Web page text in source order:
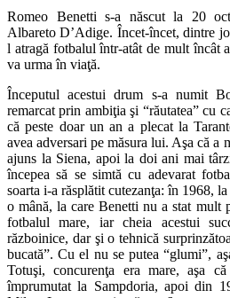
Romeo Benetti s-a născut la 20
Albareto D’Adige. Încet-încet, dintre
l atragă fotbalul într-atât de mult încât
va urma în viaţă.
Începutul acestui drum s-a numit
remarcat prin ambiţia şi “răutatea” cu
că peste doar un an a plecat la
avea adversari pe măsura lui. Aşa că a
ajuns la Siena, apoi la doi ani mai
începea să se simtă cu adevarat
soarta i-a răsplătit cutezanţa: în 1968,
o mână, la care Benetti nu a stat mult
fotbalul mare, iar cheia acestui
războinice, dar şi o tehnică
bucată”. Cu el nu se putea “glumi”,
Totuşi, concurenţa era mare, aşa
împrumutat la Sampdoria, apoi din